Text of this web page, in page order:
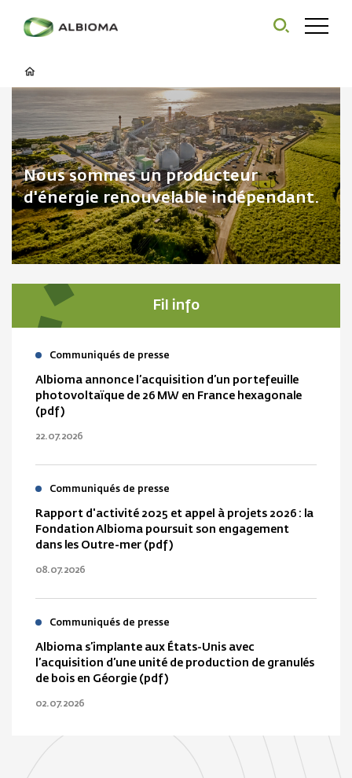
Nous sommes un producteur
d'énergie renouvelable indépendant.
Fil info
Communiqués de presse
Albioma annonce l’acquisition d’un portefeuille
photovoltaïque de 26 MW en France hexagonale
(pdf)
22.07.2026
Communiqués de presse
Rapport d'activité 2025 et appel à projets 2026 : la
Fondation Albioma poursuit son engagement
dans les Outre-mer (pdf)
08.07.2026
Communiqués de presse
Albioma s’implante aux États-Unis avec
l’acquisition d’une unité de production de granulés
de bois en Géorgie (pdf)
02.07.2026